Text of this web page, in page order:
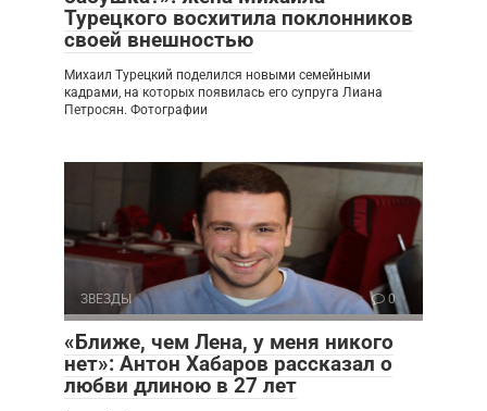
Турецкого восхитила поклонников
своей внешностью
Михаил Турецкий поделился новыми семейными
кадрами, на которых появилась его супруга Лиана
Петросян. Фотографии
ЗВЕЗДЫ 0
«Ближе, чем Лена, у меня никого
нет»: Антон Хабаров рассказал о
любви длиною в 27 лет